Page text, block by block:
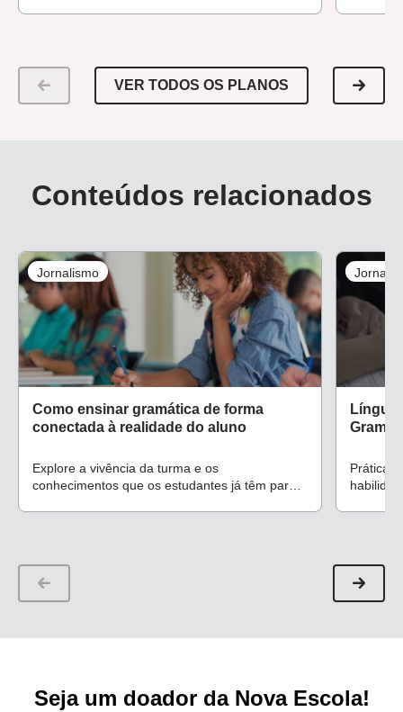
VER TODOS OS PLANOS
Conteúdos relacionados
Jornalismo
Como ensinar gramática de forma
conectada à realidade do aluno
Explore a vivência da turma e os
conhecimentos que os estudantes já têm para
Língua
Prática
Seja um doador da Nova Escola!